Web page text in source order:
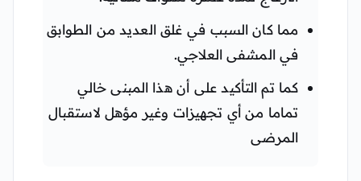
مما كان السبب في غلق العديد من الطوابق
في المشفى العلاجي.
كما تم التأكيد على أن هذا المبنى خالي
تماما من أي تجهيزات وغير مؤهل لاستقبال
المرضى